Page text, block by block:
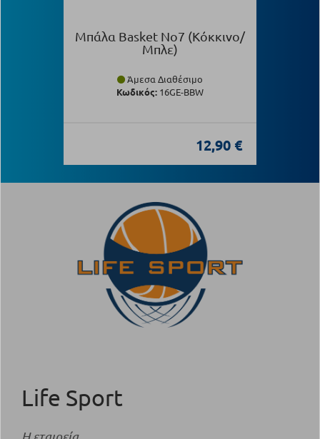
Μπάλα Basket Νο7 (Κόκκινο/
Μπλε)
Άμεσα Διαθέσιμο
Κωδικός: 16GE-BBW
12,90 €
Life Sport